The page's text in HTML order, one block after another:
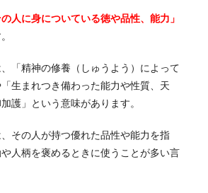
の人に身についている徳や品性、能力」
「精神の修養（しゅうよう）によって
生まれつき備わった能力や性質、天
護」という意味があります。
その人が持つ優れた品性や能力を指
人柄を褒めるときに使うことが多い言